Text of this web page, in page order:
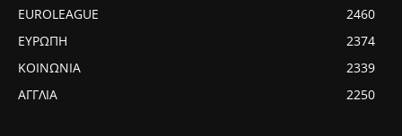
EUROLEAGUE
2460
ΕΥΡΩΠΗ
2374
ΚΟΙΝΩΝΙΑ
2339
ΑΓΓΛΙΑ
2250